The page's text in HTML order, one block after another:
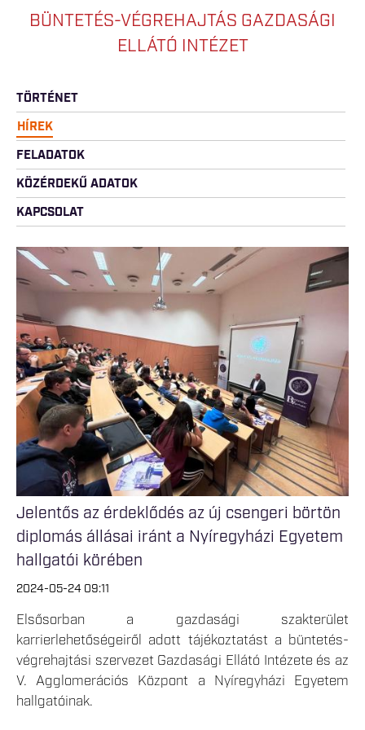
BÜNTETÉS-VÉGREHAJTÁS GAZDASÁGI
ELLÁTÓ INTÉZET
TÖRTÉNET
HÍREK
FELADATOK
KÖZÉRDEKŰ ADATOK
KAPCSOLAT
Jelentős az érdeklődés az új csengeri börtön
diplomás állásai iránt a Nyíregyházi Egyetem
hallgatói körében
2024-05-24 09:11
Elsősorban a gazdasági szakterület
karrierlehetőségeiről adott tájékoztatást a büntetés-
végrehajtási szervezet Gazdasági Ellátó Intézete és az
V. Agglomerációs Központ a Nyíregyházi Egyetem
hallgatóinak.